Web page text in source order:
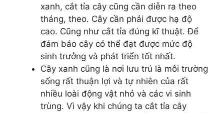
xanh, cắt tỉa cây cũng cần diễn ra theo
tháng, theo. Cây cần phải được hạ độ
cao. Cũng như cắt tỉa đúng kĩ thuật. Để
đảm bảo cây có thể đạt được mức độ
sinh trưởng và phát triển tốt nhất.
Cây xanh cũng là nơi lưu trú là môi trường
sống rất thuận lợi và tự nhiên của rất
nhiều loài động vật nhỏ và các vi sinh
trùng. Vì vậy khi chúng ta cắt tỉa cây